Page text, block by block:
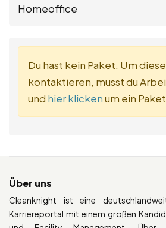
Homeoffice
Du hast kein Paket. Um
kontaktieren, musst du
und hier klickenum ein
Über uns
Cleanknight ist eine
Karriereportal mit einem großen